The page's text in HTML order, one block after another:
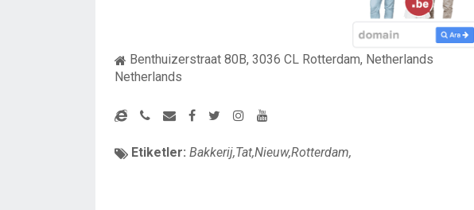
Benthuizerstraat 80B, 3036 CL Rotterdam, Netherlands
Netherlands
Etiketler: Bakkerij,Tat,Nieuw,Rotterdam,